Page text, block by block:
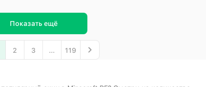
Показать ещё
2 3 ... 119